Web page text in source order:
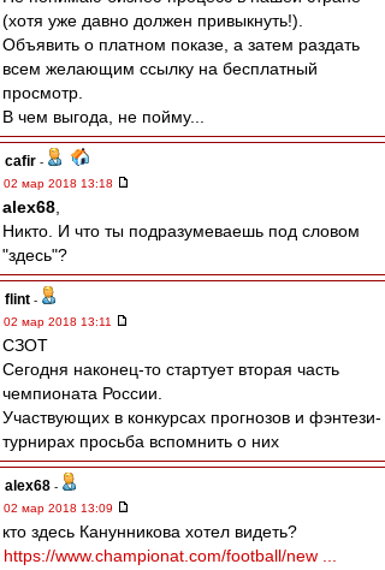
(хотя уже давно должен привыкнуть!).
Объявить о платном показе, а затем раздать
всем желающим ссылку на бесплатный
просмотр.
В чем выгода, не пойму...
cafir -
02 мар 2018 13:18
alex68
Никто. И что ты подразумеваешь под словом
"здесь"?
flint -
02 мар 2018 13:11
СЗОТ
Сегодня наконец-то стартует вторая часть
чемпионата России.
Участвующих в конкурсах прогнозов и фэнтези-
турнирах просьба вспомнить о них
alex68 -
02 мар 2018 13:09
кто здесь Канунникова хотел видеть?
https://www.championat.com/football/new ...